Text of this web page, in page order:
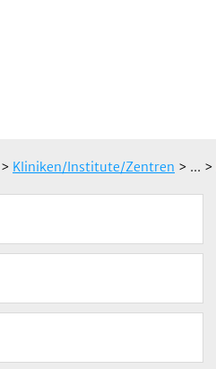
> Kliniken/Institute/Zentren > ... >